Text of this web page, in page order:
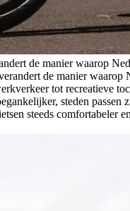
de manier waarop
de manier waarop
tot recreatieve
steden passen
steeds comfortabeler